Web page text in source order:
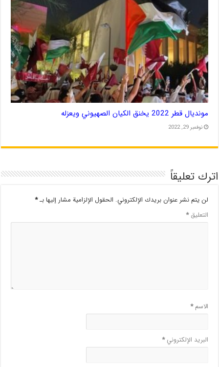
مونديال قطر 2022 يخنق الكيان الصهيوني ويعزله
نوفمبر 29, 2022
اترك تعليقاً
لن يتم نشر عنوان بريدك الإلكتروني. الحقول الإلزامية مشار إليها بـ*
التعليق*
الاسم*
البريد الإلكتروني*